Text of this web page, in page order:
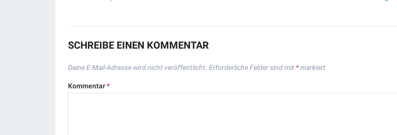
SCHREIBE EINEN KOMMENTAR
Deine E-Mail-Adresse wird nicht veröffentlicht. Erforderliche Felder sind mit *markiert
Kommentar*